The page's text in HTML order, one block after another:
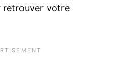
retrouver votre